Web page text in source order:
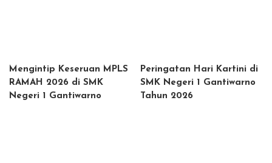
Mengintip Keseruan MPLS
RAMAH 2026 di SMK
Negeri 1 Gantiwarno
Peringatan Hari Kartini di
SMK Negeri 1 Gantiwarno
Tahun 2026